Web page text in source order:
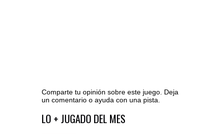
Comparte tu opinión sobre este juego. Deja
un comentario o ayuda con una pista.
Ir al editor de comentarios
LO + JUGADO DEL MES